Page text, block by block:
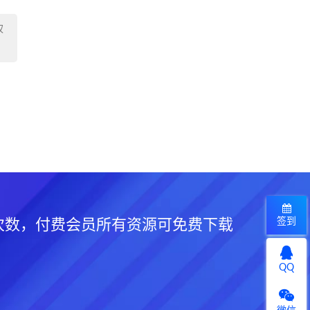
，付费会员所有资源可免费下载 签到
QQ